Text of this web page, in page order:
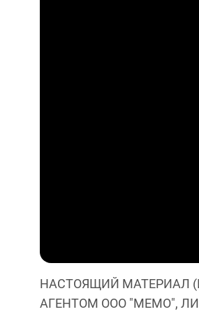
НАСТОЯЩИЙ МАТЕРИАЛ
АГЕНТОМ ООО "МЕМО",